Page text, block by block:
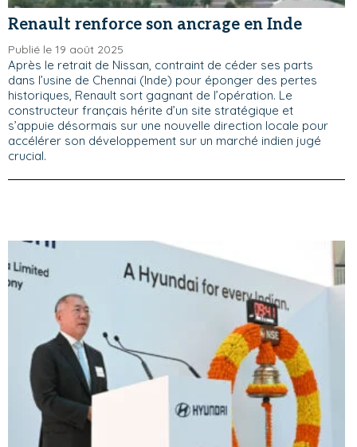
Renault renforce son ancrage en Inde
Publié le 19 août 2025
Après le retrait de Nissan, contraint de céder ses parts
dans l’usine de Chennai (Inde) pour éponger des pertes
historiques, Renault sort gagnant de l’opération. Le
constructeur français hérite d’un site stratégique et
s’appuie désormais sur une nouvelle direction locale pour
accélérer son développement sur un marché indien jugé
crucial.